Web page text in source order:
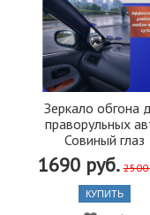
Зеркало обгона
праворульных
Совиный глаз
1690 руб. 2500
КУПИТЬ